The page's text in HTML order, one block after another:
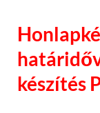
készítés